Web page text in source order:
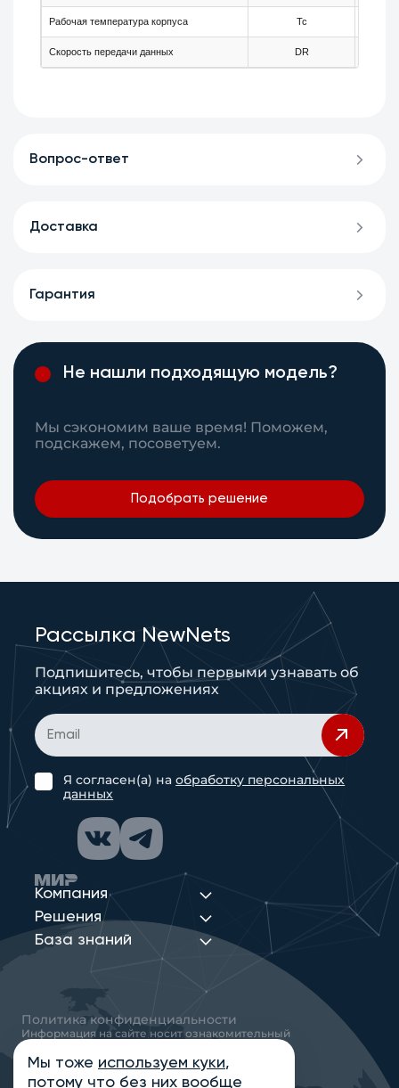
Рабочая температура корпуса Tc
Скорость передачи данных DR
Вопрос-ответ
Доставка
Гарантия
Не нашли подходящую модель?
Мы сэкономим ваше время! Поможем,
подскажем, посоветуем.
Подобрать решение
Компания
Решения
База знаний
Рассылка NewNets
Подпишитесь, чтобы первыми узнавать об
акциях и предложениях
Я согласен(а) наобработку персональных
данных
Политика конфиденциальности
Информация на сайте носит ознакомительный
характер и не является публичной офертой,
определяемой положениями статьи 437
Гражданского кодекса РФ
Мы тоже используем куки,
потому что без них вообще